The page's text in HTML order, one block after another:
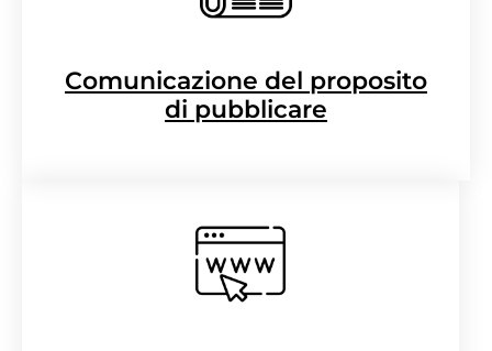
Comunicazione del proposito
di pubblicare